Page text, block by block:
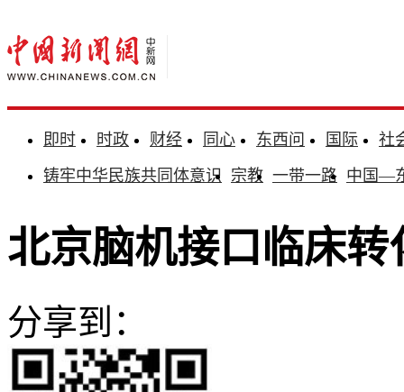
即时 时政 财经 同心 东西问 国际
社
铸牢中华民族共同体意识 宗教 一带一路 中国—
北京脑机接口临床转
分享到：